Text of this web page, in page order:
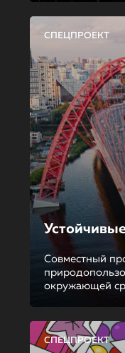
СПЕЦПРОЕКТ
Совместный
окружающей
СПЕЦПРОЕКТ